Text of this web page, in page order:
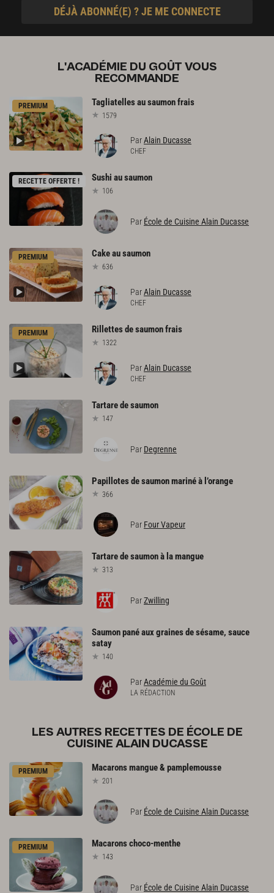
DÉJÀ ABONNÉ(E) ? JE ME CONNECTE
L'ACADÉMIE DU GOÛT VOUS
RECOMMANDE
PREMIUM Tagliatellesausaumonfrais
1579
ParAlain Ducasse
CHEF
RECETTE OFFERTE ! Sushi ausaumon
106
Par École de Cuisine Alain Ducasse
PREMIUM Cakeausaumon
636
ParAlain Ducasse
CHEF
PREMIUM Rillettesdesaumonfrais
1322
ParAlain Ducasse
CHEF
Tartaredesaumon
147
Par Degrenne
Papillotesdesaumonmarinéà l’orange
366
Par Four Vapeur
Tartaredesaumonà lamangue
313
ParZwilling
Saumonpanéauxgrainesdesésame, sauce
satay
140
ParAcadémie du Goût
LA RÉDACTION
LES AUTRES RECETTES DE ÉCOLE DE
CUISINE ALAIN DUCASSE
PREMIUM Macaronsmangue& pamplemousse
201
Par École de Cuisine Alain Ducasse
PREMIUM Macaronschoco-menthe
143
Par École de Cuisine Alain Ducasse